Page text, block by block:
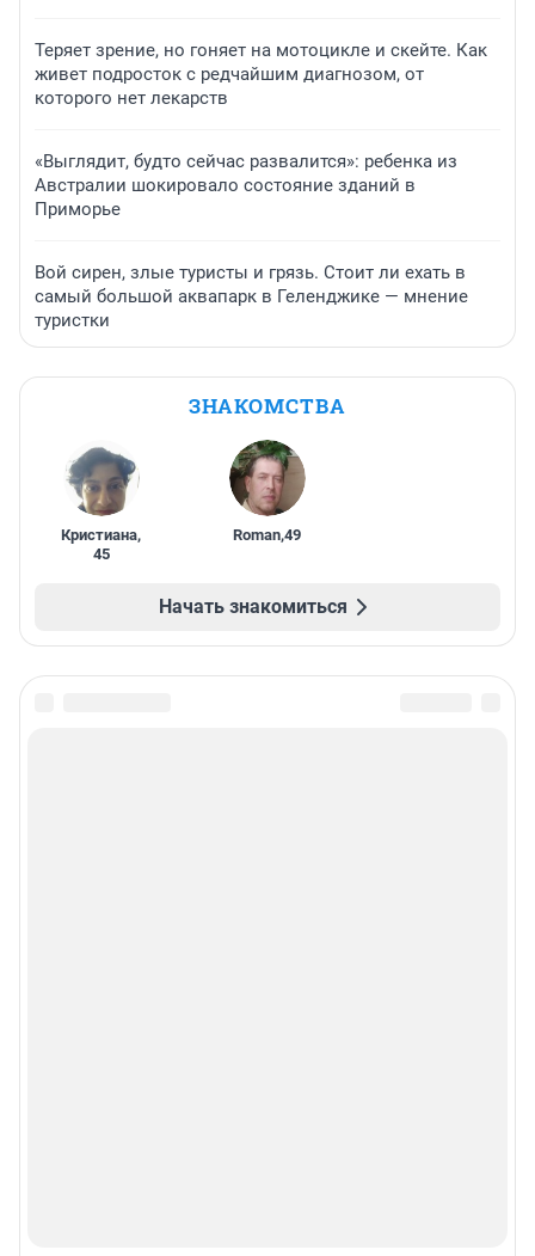
Теряет зрение, но гоняет на мотоцикле и скейте. Как
живет подросток с редчайшим диагнозом, от
которого нет лекарств
«Выглядит, будто сейчас развалится»: ребенка из
Австралии шокировало состояние зданий в
Приморье
Вой сирен, злые туристы и грязь. Стоит ли ехать в
самый большой аквапарк в Геленджике — мнение
туристки
ЗНАКОМСТВА
Кристиана,
45
Roman,49
Начать знакомиться